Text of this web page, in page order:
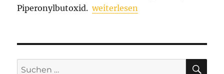
Piperonylbutoxid. „Wohngifte“
weiterlesen
Suchen